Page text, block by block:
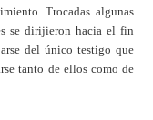
Trocadas algunas
se dirijieron hacia el fin
del único testigo que
tanto de ellos como de